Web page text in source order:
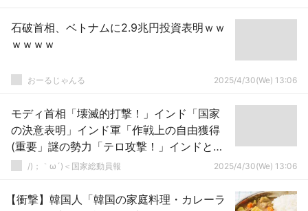
石破首相、ベトナムに2.9兆円投資表明ｗｗ
ｗｗｗｗ
おーるじゃんる 2025/4/30(We) 13:06
モディ首相「壊滅的打撃！」インド「国家
の決意表明」インド軍「作戦上の自由獲得
(重要」謎の勢力「テロ攻撃！」インドとパ
キスタン「対立激化！(核保有国の緊張」→
/)；｀ω´)＜国家総動員報 2025/4/30(We) 13:06
【衝撃】韓国人「韓国の家庭料理・カレーラ